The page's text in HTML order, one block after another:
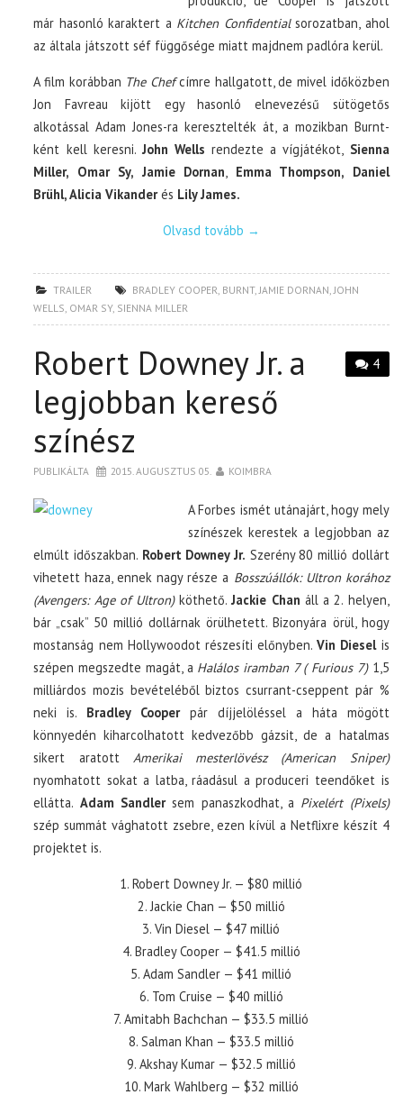
már hasonló karaktert a Kitchen Confidentialsorozatban, ahol
az általa játszott séf függősége miatt majdnem padlóra kerül.
A film korábban The Chefcímre hallgatott, de mivel időközben
Jon Favreau kijött egy hasonló elnevezésű sütögetős
alkotással Adam Jones-ra keresztelték át, a mozikban Burnt-
ként kell keresni. John Wells rendezte a vígjátékot, Sienna
Miller, Omar Sy, Jamie Dornan, Emma Thompson, Daniel
Brühl, Alicia Vikanderés Lily James.
Olvasd tovább →
TRAILER BRADLEY COOPER, BURNT,JAMIE DORNAN,JOHN
WELLS, OMAR SY, SIENNA MILLER
4
Robert Downey Jr. a
legjobban kereső
színész
PUBLIKÁLTA 2015. AUGUSZTUS 05. KOIMBRA
A Forbes ismét utánajárt, hogy mely
színészek kerestek a legjobban az
elmúlt időszakban. Robert Downey Jr. Szerény 80 millió dollárt
vihetett haza, ennek nagy része a Bosszúállók: Ultron korához
(Avengers: Age of Ultron)köthető.Jackie Chan áll a 2. helyen,
bár „csak” 50 millió dollárnak örülhetett. Bizonyára örül, hogy
mostanság nem Hollywoodot részesíti előnyben.Vin Dieselis
szépen megszedte magát, a Halálos iramban 7 ( Furious 7)1,5
milliárdos mozis bevételéből biztos csurrant-cseppent pár %
neki is. Bradley Cooperpár díjjelöléssel a háta mögött
könnyedén kiharcolhatott kedvezőbb gázsit, de a hatalmas
sikert aratottAmerikai mesterlövész (American Sniper)
nyomhatott sokat a latba, ráadásul a produceri teendőket is
ellátta. Adam Sandlersem panaszkodhat, a Pixelért (Pixels)
szép summát vághatott zsebre, ezen kívül a Netflixre készít 4
projektet is.
1. Robert Downey Jr. — $80 millió
2. Jackie Chan — $50 millió
3. Vin Diesel — $47 millió
4. Bradley Cooper — $41.5 millió
5. Adam Sandler — $41 millió
6. Tom Cruise — $40 millió
7. Amitabh Bachchan — $33.5 millió
8. Salman Khan — $33.5 millió
9. Akshay Kumar — $32.5 millió
10. Mark Wahlberg — $32 millió